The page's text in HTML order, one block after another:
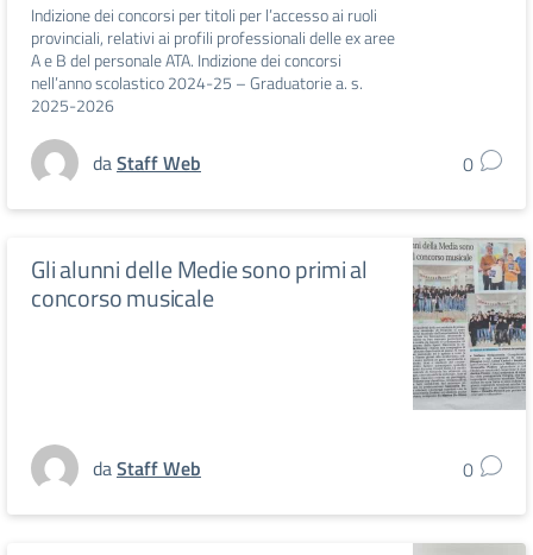
Indizione dei concorsi per titoli per l’accesso ai ruoli
provinciali, relativi ai profili professionali delle ex aree
A e B del personale ATA. Indizione dei concorsi
nell’anno scolastico 2024-25 – Graduatorie a. s.
2025-2026
daStaff Web 0
Gli alunni delle Medie sono primi al
concorso musicale
daStaff Web 0